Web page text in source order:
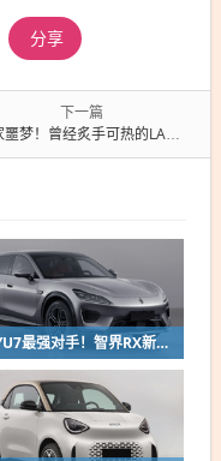
分享
下一篇
！曾经炙手可热的LABUBU二手价彻底崩盘
小米YU7最强对手！智界RX新车申报：低趴车身颜值出众